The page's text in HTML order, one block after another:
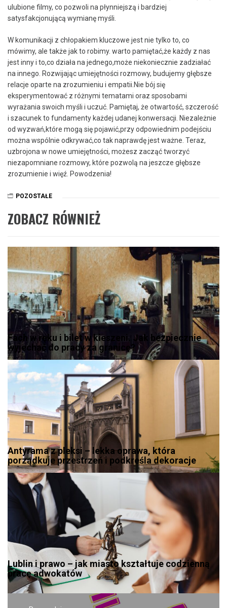
ulubione filmy, co pozwoli na płynniejszą i bardziej
satysfakcjonującą‍ wymianę myśli.
W komunikacji z chłopakiem kluczowe jest nie tylko ‌to, co
mówimy, ale także jak to robimy. warto pamiętać,że każdy z nas
jest inny i to,co działa na jednego,może niekoniecznie zadziałać
⁣na innego. Rozwijając umiejętności rozmowy, budujemy głębsze
relacje oparte na zrozumieniu i empatii.Nie bój się
eksperymentować z różnymi tematami oraz sposobami
wyrażania swoich myśli⁢ i uczuć. Pamiętaj, że otwartość,‌ szczerość
i szacunek to fundamenty każdej​ udanej konwersacji. Niezależnie
od wyzwań,które mogą się pojawić,przy odpowiednim podejściu
⁢można wspólnie odkrywać,co tak naprawdę jest ważne. Teraz,
uzbrojona‌ w nowe umiejętności, możesz zacząć tworzyć
niezapomniane rozmowy, które pozwolą na jeszcze głębsze
zrozumienie ‍i więź. Powodzenia!
POZOSTAŁE
ZOBACZ RÓWNIEŻ
Fach w ręku i bilet w kieszeni. Jak bezpiecznie
wyjechać do pracy za granicę?
Antyrama z pleksi – lekka oprawa, która
porządkuje przestrzeń i podkreśla dekoracje
Lublin i prawo – jak miasto kształtuje codzienną
pracę adwokatów
Nawigacja